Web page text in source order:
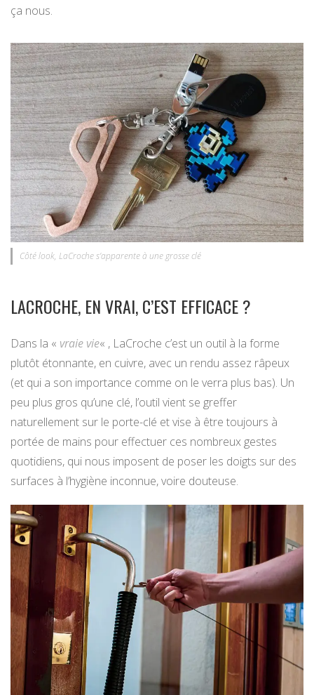
ça nous.
Côté look, LaCroche s’apparente à une grosse clé
LACROCHE, EN VRAI, C’EST EFFICACE ?
Dans la « vraie vie« , LaCroche c’est un outil à la forme
plutôt étonnante, en cuivre, avec un rendu assez râpeux
(et qui a son importance comme on le verra plus bas). Un
peu plus gros qu’une clé, l’outil vient se greffer
naturellement sur le porte-clé et vise à être toujours à
portée de mains pour effectuer ces nombreux gestes
quotidiens, qui nous imposent de poser les doigts sur des
surfaces à l’hygiène inconnue, voire douteuse.